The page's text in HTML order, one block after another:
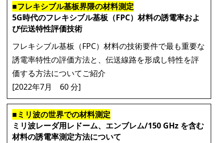
■フレキシブル基板界隈の材料測定
5G時代のフレキシブル基板（FPC）材料の誘電率およ
び伝送特性評価技術
フレキシブル基板（FPC）材料の技術要件で最も重要な
誘電率特性の評価方法と、伝送線路を形成し特性を評
価する方法についてご紹介
[2022年7月 60 分]
■ミリ波の世界での材料測定
ミリ波レーダ用レドーム、エンブレム/150 GHz を含む
材料の誘電率測定方法について